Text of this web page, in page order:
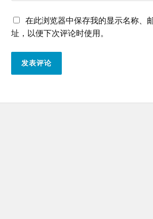
在此浏览器中保存我的显示名称、
址，以便下次评论时使用。